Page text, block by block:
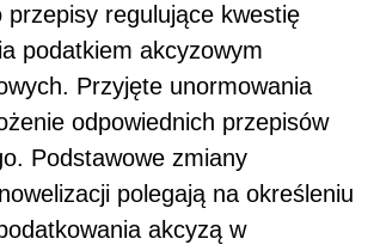
przepisy regulujące kwestię
podatkiem akcyzowym
Przyjęte unormowania
odpowiednich przepisów
Podstawowe zmiany
polegają na określeniu
akcyzą w